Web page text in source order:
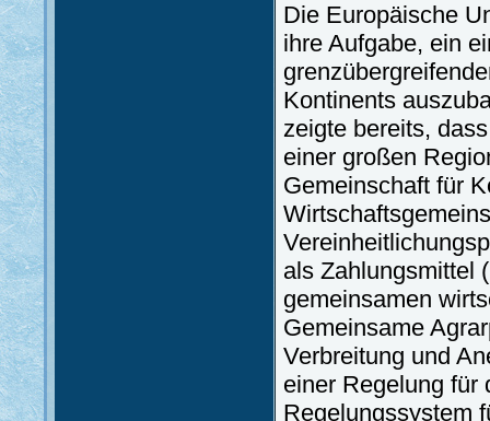
Die Europäische
ihre Aufgabe, ein
Kontinents
zeigte bereits,
einer großen
Gemeinschaft für
als Zahlungsmittel
gemeinsamen
Gemeinsame
Verbreitung und
einer Regelung für
Regelungssystem